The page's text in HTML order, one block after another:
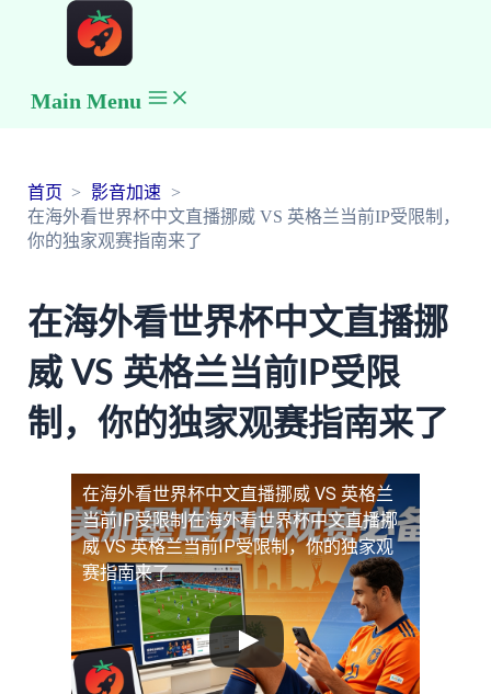
Main Menu
首页
影音加速
在海外看世界杯中文直播挪威 VS 英格兰当前IP受限制，
你的独家观赛指南来了
在海外看世界杯中文直播挪
威 VS 英格兰当前IP受限
制，你的独家观赛指南来了
在海外看世界杯中文直播挪威 VS 英格兰
当前IP受限制在海外看世界杯中文直播挪
威 VS 英格兰当前IP受限制，你的独家观
赛指南来了